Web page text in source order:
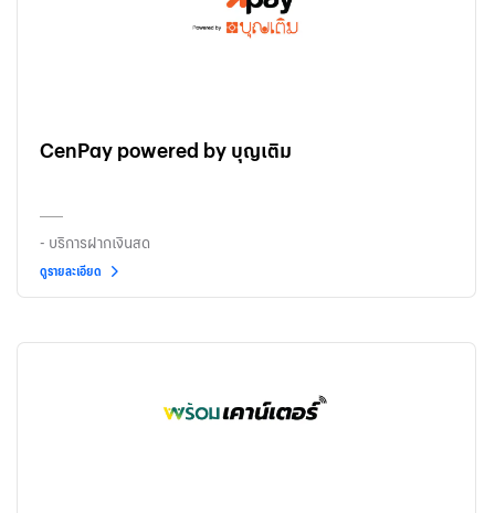
CenPay powered by บุญเติม
- บริการฝากเงินสด
ดูรายละเอียด